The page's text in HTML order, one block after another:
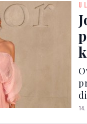
U
14.